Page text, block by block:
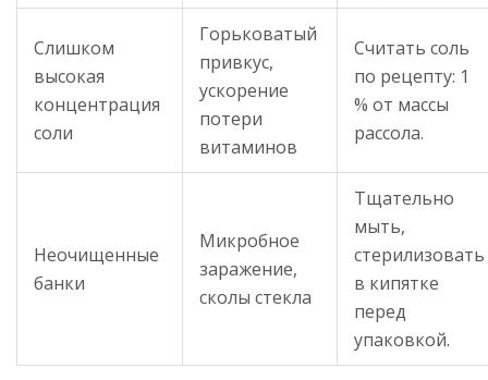
Слишком
высокая
концентрация
соли
Горьковатый
привкус,
ускорение
потери
витаминов
Считать соль
по рецепту: 1
% от массы
рассола.
Неочищенные
банки
Микробное
заражение,
сколы стекла
Тщательно
мыть,
стерилизовать
в кипятке
перед
упаковкой.